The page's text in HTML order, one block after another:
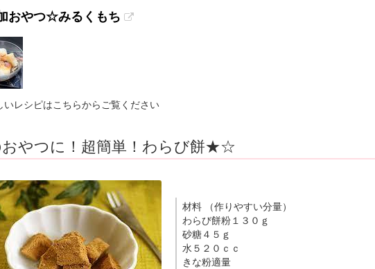
おやつ☆みるくもち
いレシピはこちらからご覧ください
やつに！超簡単！わらび餅★☆
材料 （作りやすい分量）
わらび餅粉１３０ｇ
砂糖４５ｇ
水５２０ｃｃ
きな粉適量